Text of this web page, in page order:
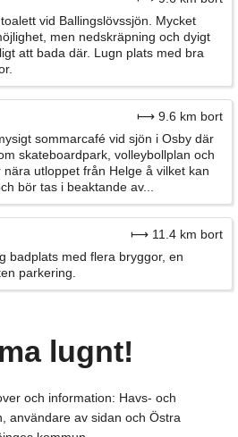
vid Ballingslövssjön. Mycket
men nedskräpning och dyigt
att bada där. Lugn plats med bra
⟼ 9.6 km bort
sommarcafé vid sjön i Osby där
skateboardpark, volleybollplan och
utloppet från Helge å vilket kan
bör tas i beaktande av...
⟼ 11.4 km bort
badplats med flera bryggor, en
parkering.
lugnt!
och information: Havs- och
användare av sidan och Östra